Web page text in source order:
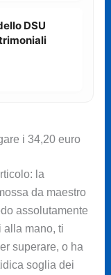
DSU
i 34,20 euro
la
da maestro
assolutamente
alla mano, ti
superare, o ha
soglia dei